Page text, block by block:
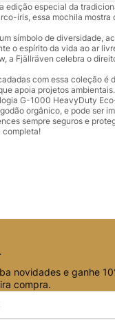
edição especial da
íris, essa mochila mostra
símbolo de diversidade,
o espírito da vida ao ar
a Fjällräven celebra o
com essa coleção é
apoia projetos
G-1000 HeavyDuty
orgânico, e pode ser
sempre seguros e
completa!
novidades e ganhe
compra.